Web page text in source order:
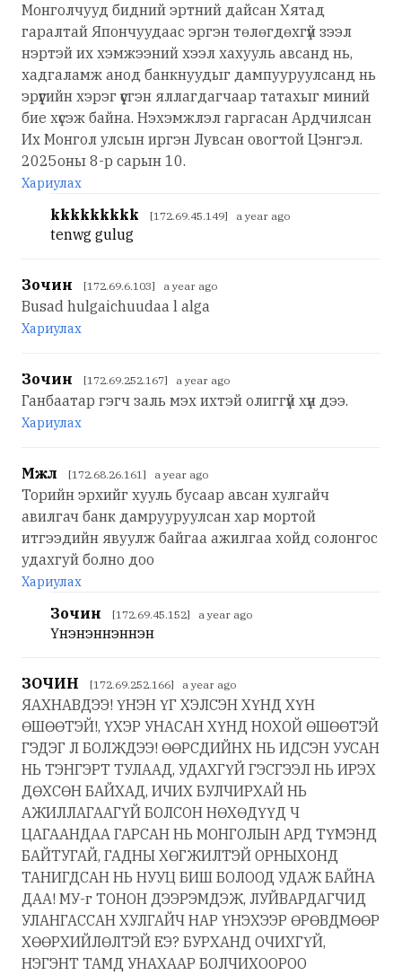
Монголчууд бидний эртний дайсан Хятад
гаралтай Япончуудаас эргэн төлөгдөхгүй зээл
нэртэй их хэмжээний хээл хахууль авсанд нь,
хадгаламж анод банкнуудыг дампууруулсанд нь
эрүүгийн хэрэг үүсгэн яллагдагчаар татахыг миний
бие хүсэж байна. Нэхэмжлэл гаргасан Ардчилсан
Их Монгол улсын иргэн Лувсан овогтой Цэнгэл.
2025оны 8-р сарын 10.
Хариулах
kkkkkkkkk [172.69.45.149] a year ago
tenwg gulug
Зочин [172.69.6.103] a year ago
Busad hulgaichuudaa l alga
Хариулах
Зочин [172.69.252.167] a year ago
Ганбаатар гэгч заль мэх ихтэй олиггүй хүн дээ.
Хариулах
Мжл [172.68.26.161] a year ago
Торийн эрхийг хууль бусаар авсан хулгайч
авилгач банк дамрууруулсан хар мортой
итгээдийн явуулж байгаа ажилгаа хойд солонгос
удахгуй болно доо
Хариулах
Зочин [172.69.45.152] a year ago
Үнэнэнүнэнүнэн
ЗОЧИН [172.69.252.166] a year ago
ЯАХНАВДЭЭ! ҮНЭН ҮГ ХЭЛСЭН ХҮНД ХҮН
ӨШӨӨТЭЙ!, ҮХЭР УНАСАН ХҮНД НОХОЙ ӨШӨӨТЭЙ
ГЭДЭГ Л БОЛЖДЭЭ! ӨӨРСДИЙНХ НЬ ИДСЭН УУСАН
НЬ ТЭНГЭРТ ТУЛААД, УДАХГҮЙ ГЭСГЭЭЛ НЬ ИРЭХ
ДӨХСӨН БАЙХАД, ИЧИХ БУЛЧИРХАЙ НЬ
АЖИЛЛАГААГҮЙ БОЛСОН НӨХӨДҮҮД Ч
ЦАГААНДАА ГАРСАН НЬ МОНГОЛЫН АРД ТҮМЭНД
БАЙТУГАЙ, ГАДНЫ ХӨГЖИЛТЭЙ ОРНЫХОНД
ТАНИГДСАН НЬ НУУЦ БИШ БОЛООД УДАЖ БАЙНА
ДАА! МУ-г ТОНОН ДЭЭРЭМДЭЖ, ЛУЙВАРДАГЧИД
УЛАНГАССАН ХУЛГАЙЧ НАР ҮНЭХЭЭР ӨРӨВДМӨӨР
ХӨӨРХИЙЛӨЛТЭЙ ЕЭ? БУРХАНД ОЧИХГҮЙ,
НЭГЭНТ ТАМД УНАХААР БОЛЧИХООРОО